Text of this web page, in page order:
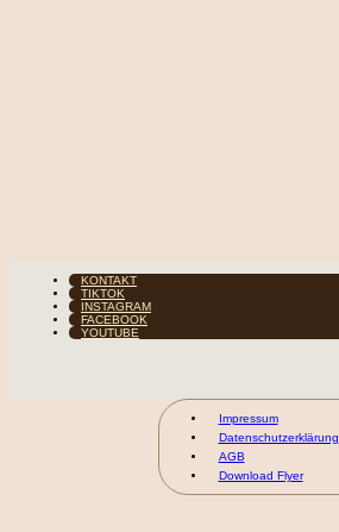
YOUTUBE
FACEBOOK
INSTAGRAM
TIKTOK
KONTAKT
Impressum
Datenschutzerklärung
AGB
Download Flyer